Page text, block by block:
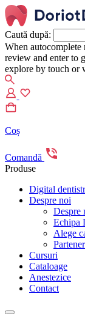
Caută după:
When autocomplete
review and enter to
explore by touch or
Coș
Comandă
Produse
Digital
Despre noi
Despre
Echipa
Alege
Cursuri
Cataloage
Anestezice
Contact